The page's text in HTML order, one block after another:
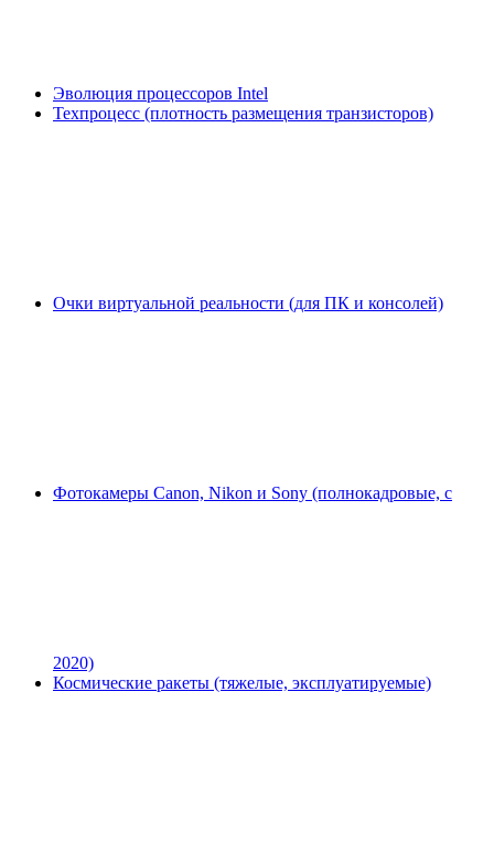
Эволюция процессоров Intel
Техпроцесс (плотность размещения транзисторов)
Очки виртуальной реальности (для ПК и консолей)
Фотокамеры Canon, Nikon и Sony (полнокадровые, с
2020)
Космические ракеты (тяжелые, эксплуатируемые)